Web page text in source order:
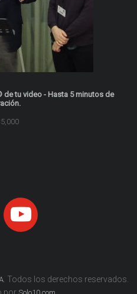
de tu video - Hasta 5 minutos de
. Todos los derechos reservados.